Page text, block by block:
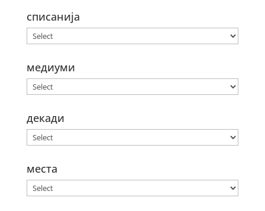
списанија
медиуми
декади
места